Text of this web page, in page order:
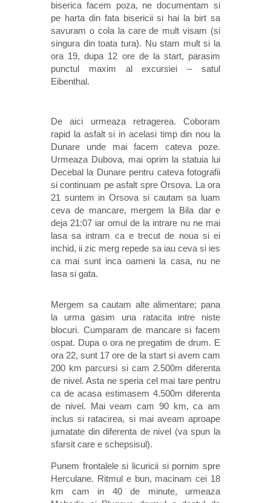
biserica facem poza, ne documentam si
pe harta din fata bisericii si hai la birt sa
savuram o cola la care de mult visam (si
singura din toata tura). Nu stam mult si la
ora 19, dupa 12 ore de la start, parasim
punctul maxim al excursiei – satul
Eibenthal.
De aici urmeaza retragerea. Coboram
rapid la asfalt si in acelasi timp din nou la
Dunare unde mai facem cateva poze.
Urmeaza Dubova, mai oprim la statuia lui
Decebal la Dunare pentru cateva fotografii
si continuam pe asfalt spre Orsova. La ora
21 suntem in Orsova si cautam sa luam
ceva de mancare, mergem la Bila dar e
deja 21:07 iar omul de la intrare nu ne mai
lasa sa intram ca e trecut de noua si ei
inchid, ii zic merg repede sa iau ceva si ies
ca mai sunt inca oameni la casa, nu ne
lasa si gata.
Mergem sa cautam alte alimentare; pana
la urma gasim una ratacita intre niste
blocuri. Cumparam de mancare si facem
ospat. Dupa o ora ne pregatim de drum. E
ora 22, sunt 17 ore de la start si avem cam
200 km parcursi si cam 2.500m diferenta
de nivel. Asta ne speria cel mai tare pentru
ca de acasa estimasem 4.500m diferenta
de nivel. Mai veam cam 90 km, ca am
inclus si ratacirea, si mai aveam aproape
jumatate din diferenta de nivel (va spun la
sfarsit care e schepsisul).
Punem frontalele si licuricii si pornim spre
Herculane. Ritmul e bun, macinam cei 18
km cam in 40 de minute, urmeaza